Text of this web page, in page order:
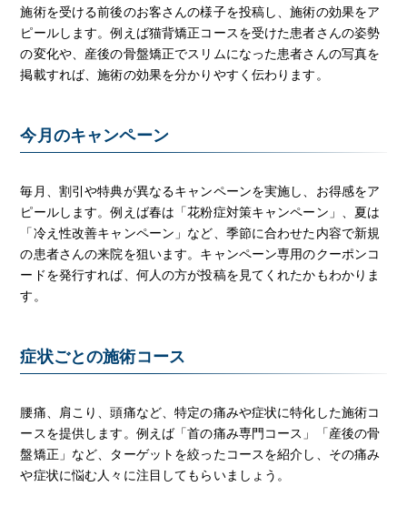
施術を受ける前後のお客さんの様子を投稿し、施術の効果をア
ピールします。例えば猫背矯正コースを受けた患者さんの姿勢
の変化や、産後の骨盤矯正でスリムになった患者さんの写真を
掲載すれば、施術の効果を分かりやすく伝わります。
今月のキャンペーン
毎月、割引や特典が異なるキャンペーンを実施し、お得感をア
ピールします。例えば春は「花粉症対策キャンペーン」、夏は
「冷え性改善キャンペーン」など、季節に合わせた内容で新規
の患者さんの来院を狙います。キャンペーン専用のクーポンコ
ードを発行すれば、何人の方が投稿を見てくれたかもわかりま
す。
症状ごとの施術コース
腰痛、肩こり、頭痛など、特定の痛みや症状に特化した施術コ
ースを提供します。例えば「首の痛み専門コース」「産後の骨
盤矯正」など、ターゲットを絞ったコースを紹介し、その痛み
や症状に悩む人々に注目してもらいましょう。